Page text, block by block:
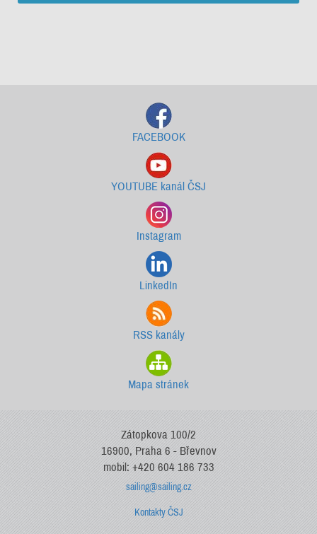
FACEBOOK
YOUTUBE kanál ČSJ
Instagram
LinkedIn
RSS kanály
Mapa stránek
Zátopkova 100/2
16900, Praha 6 - Břevnov
mobil: +420 604 186 733
sailing@sailing.cz
Kontakty ČSJ